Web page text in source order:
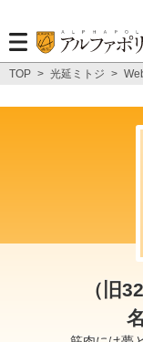
TOP > 光延ミトジ >
（旧